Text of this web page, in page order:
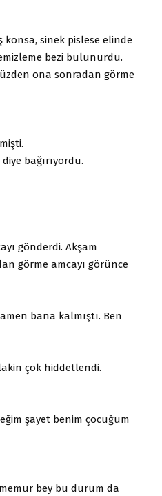
konsa, sinek pislese elinde
bezi bulunurdu.
ona sonradan görme
bağırıyordu.
gönderdi. Akşam
görme amcayı görünce
bana kalmıştı. Ben
çok hiddetlendi.
şayet benim çocuğum
bey bu durum da